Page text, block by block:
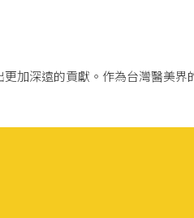
加深遠的貢獻。作為台灣醫美界